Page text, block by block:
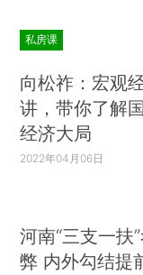
私房课
向松祚：宏观
讲，带你了解
经济大局
2022年04月06日
河南“三支一扶
弊 内外勾结提